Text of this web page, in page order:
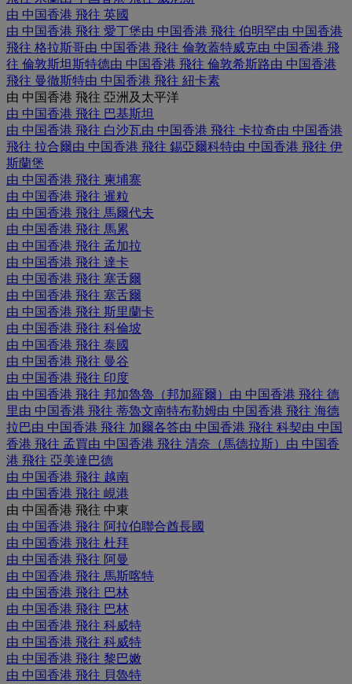
由 中国香港 飛往 英國
由 中国香港 飛往 愛丁堡由 中国香港 飛往 伯明罕由 中国香港
飛往 格拉斯哥由 中国香港 飛往 倫敦蓋特威克由 中国香港 飛
往 倫敦斯坦斯特德由 中国香港 飛往 倫敦希斯路由 中国香港
飛往 曼徹斯特由 中国香港 飛往 紐卡素
由 中国香港 飛往 亞洲及太平洋
由 中国香港 飛往 巴基斯坦
由 中国香港 飛往 白沙瓦由 中国香港 飛往 卡拉奇由 中国香港
飛往 拉合爾由 中国香港 飛往 錫亞爾科特由 中国香港 飛往 伊
斯蘭堡
由 中国香港 飛往 柬埔寨
由 中国香港 飛往 暹粒
由 中国香港 飛往 馬爾代夫
由 中国香港 飛往 馬累
由 中国香港 飛往 孟加拉
由 中国香港 飛往 達卡
由 中国香港 飛往 塞舌爾
由 中国香港 飛往 塞舌爾
由 中国香港 飛往 斯里蘭卡
由 中国香港 飛往 科倫坡
由 中国香港 飛往 泰國
由 中国香港 飛往 曼谷
由 中国香港 飛往 印度
由 中国香港 飛往 邦加魯魯（邦加羅爾） 由 中国香港 飛往 德
里由 中国香港 飛往 蒂魯文南特布勒姆由 中国香港 飛往 海德
拉巴由 中国香港 飛往 加爾各答由 中国香港 飛往 科契由 中国
香港 飛往 孟買由 中国香港 飛往 清奈（馬德拉斯） 由 中国香
港 飛往 亞美達巴德
由 中国香港 飛往 越南
由 中国香港 飛往 峴港
由 中国香港 飛往 中東
由 中国香港 飛往 阿拉伯聯合酋長國
由 中国香港 飛往 杜拜
由 中国香港 飛往 阿曼
由 中国香港 飛往 馬斯喀特
由 中国香港 飛往 巴林
由 中国香港 飛往 巴林
由 中国香港 飛往 科威特
由 中国香港 飛往 科威特
由 中国香港 飛往 黎巴嫩
由 中国香港 飛往 貝魯特